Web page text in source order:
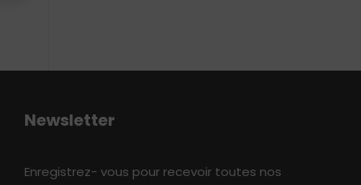
Newsletter
Enregistrez- vous pour recevoir toutes nos